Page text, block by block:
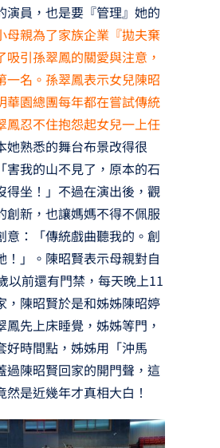
演員，也是要『管理』她的
母親為了家族企業『拋夫棄
吸引孫翠鳳的關愛與注意，
一名。孫翠鳳表示女兒陳昭
華園總團每年都在嘗試傳統
鳳忍不住抱怨起女兒一上任
她熟悉的舞台布景改得很
害我的山不見了，原本的石
得坐！」不過在演出後，觀
創新，也讓媽媽不得不佩服
意：「傳統戲曲聽我的。創
！」。陳昭賢表示母親對自
以前還有門禁，每天晚上11
，陳昭賢於是和姊姊陳昭婷
鳳先上床睡覺，姊姊等門，
好時間點，姊姊用「沖馬
過陳昭賢回家的開門聲，這
是近幾年才真相大白！